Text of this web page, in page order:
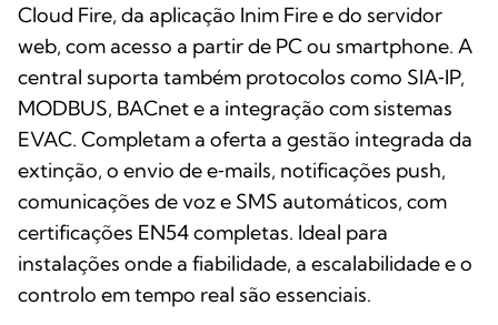
Cloud Fire, da aplicação Inim Fire e do servidor
web, com acesso a partir de PC ou smartphone. A
central suporta também protocolos como SIA‑IP,
MODBUS, BACnet e a integração com sistemas
EVAC. Completam a oferta a gestão integrada da
extinção, o envio de e‑mails, notificações push,
comunicações de voz e SMS automáticos, com
certificações EN54 completas. Ideal para
instalações onde a fiabilidade, a escalabilidade e o
controlo em tempo real são essenciais.